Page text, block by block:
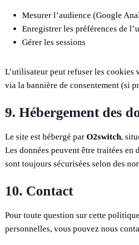
Mesurer l’audience (Google
Enregistrer les préférences de
Gérer les sessions
L’utilisateur peut refuser les cookies
via la bannière de consentement (si
9. Hébergement des
Le site est hébergé par O2switch,
Les données peuvent être traitées en
sont toujours sécurisées selon des
10. Contact
Pour toute question sur cette
personnelles, vous pouvez nous